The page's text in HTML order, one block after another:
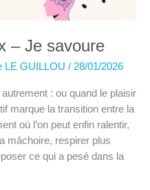
– Je savoure
LE GUILLOU / 28/01/2026
: ou quand le plaisir
marque la transition entre la
où l’on peut enfin ralentir,
mâchoire, respirer plus
ce qui a pesé dans la